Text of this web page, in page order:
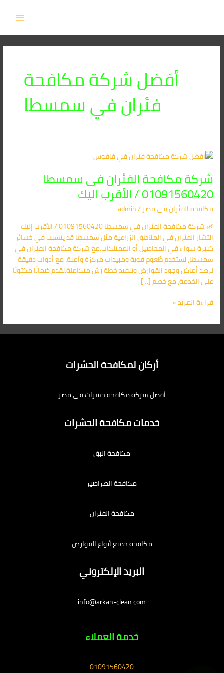
أفضل شركة مكافحة
فئران في سمسطا
شركة مكافحة الفئران فى سمسطا
01091560420 / الأقرب اليك
مكافحة الفئران​ في مصر/
admin
🌿 شركة مكافحة الفئران في سمسطا 01091560420 / الأقرب إليك
انتشار الفئران في المناطق الزراعية مثل سمسطا قد يتسبب في خسائر
كبيرة سواء في المحاصيل أو الممتلكات.مع شركة مكافحة الفئران في
سمسطا، نستخدم طُعوم قوية ومبيدات مركزة وآمنة، مع أدوات دقيقة
لرصد أماكن وجود القوارض وتنفيذ خطة رش متكاملة.نقدم ضمانًا مكتوبًا
على الخدمة، مع خصم […]
شركة
الفئران
فى
سمسطا
01091560420
الأقرب
اليك
قراءة المزيد »
أركان لمكافحة الحشرات
أفضل شركة مكافحة حشرات في مصر
خدمات مكافحة الحشرات
مكافحة البق
مكافحة الصراصير
مكافحة الفئران
مكافحة جميع أنواع القوارض
البريد الإلكتروني
info@arkan-clean.com
خدمة العملاء
01091560420